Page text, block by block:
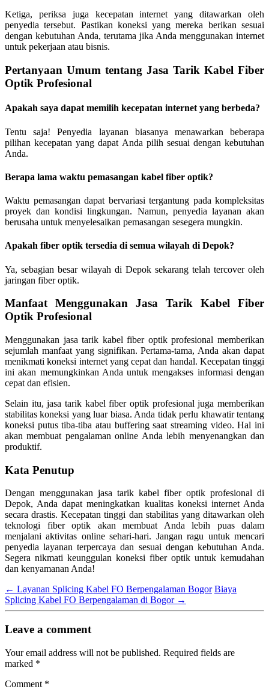
Ketiga, periksa juga kecepatan internet yang ditawarkan oleh
penyedia tersebut. Pastikan koneksi yang mereka berikan sesuai
dengan kebutuhan Anda, terutama jika Anda menggunakan internet
untuk pekerjaan atau bisnis.
Pertanyaan Umum tentang Jasa Tarik Kabel Fiber
Optik Profesional
Apakah saya dapat memilih kecepatan internet yang berbeda?
Tentu saja! Penyedia layanan biasanya menawarkan beberapa
pilihan kecepatan yang dapat Anda pilih sesuai dengan kebutuhan
Anda.
Berapa lama waktu pemasangan kabel fiber optik?
Waktu pemasangan dapat bervariasi tergantung pada kompleksitas
proyek dan kondisi lingkungan. Namun, penyedia layanan akan
berusaha untuk menyelesaikan pemasangan sesegera mungkin.
Apakah fiber optik tersedia di semua wilayah di Depok?
Ya, sebagian besar wilayah di Depok sekarang telah tercover oleh
jaringan fiber optik.
Manfaat Menggunakan Jasa Tarik Kabel Fiber
Optik Profesional
Menggunakan jasa tarik kabel fiber optik profesional memberikan
sejumlah manfaat yang signifikan. Pertama-tama, Anda akan dapat
menikmati koneksi internet yang cepat dan handal. Kecepatan tinggi
ini akan memungkinkan Anda untuk mengakses informasi dengan
cepat dan efisien.
Selain itu, jasa tarik kabel fiber optik profesional juga memberikan
stabilitas koneksi yang luar biasa. Anda tidak perlu khawatir tentang
koneksi putus tiba-tiba atau buffering saat streaming video. Hal ini
akan membuat pengalaman online Anda lebih menyenangkan dan
produktif.
Kata Penutup
Dengan menggunakan jasa tarik kabel fiber optik profesional di
Depok, Anda dapat meningkatkan kualitas koneksi internet Anda
secara drastis. Kecepatan tinggi dan stabilitas yang ditawarkan oleh
teknologi fiber optik akan membuat Anda lebih puas dalam
menjalani aktivitas online sehari-hari. Jangan ragu untuk mencari
penyedia layanan terpercaya dan sesuai dengan kebutuhan Anda.
Segera nikmati keunggulan koneksi fiber optik untuk kemudahan
dan kenyamanan Anda!
← Layanan Splicing Kabel FO Berpengalaman Bogor Biaya
Splicing Kabel FO Berpengalaman di Bogor →
Leave a comment
Your email address will not be published. Required fields are
marked *
Comment *